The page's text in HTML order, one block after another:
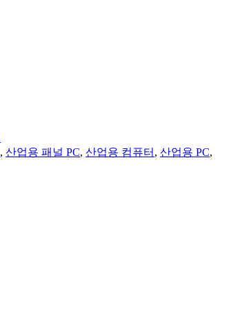
, 산업용 패널 PC, 산업용 컴퓨터 , 산업용 PC,